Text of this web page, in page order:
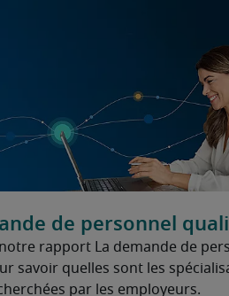
de personnel
rapport La demande de
savoir quelles sont les
par les employeurs.